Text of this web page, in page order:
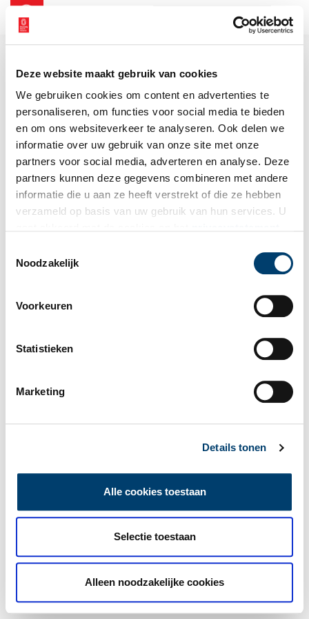
Deze website maakt gebruik van cookies
We gebruiken cookies om content en advertenties te
personaliseren, om functies voor social media te bieden
en om ons websiteverkeer te analyseren. Ook delen we
informatie over uw gebruik van onze site met onze
partners voor social media, adverteren en analyse. Deze
partners kunnen deze gegevens combineren met andere
informatie die u aan ze heeft verstrekt of die ze hebben
verzameld op basis van uw gebruik van hun services. U
Noodzakelijk
Voorkeuren
Statistieken
Marketing
Details tonen
Alle cookies toestaan
Selectie toestaan
Alleen noodzakelijke cookies